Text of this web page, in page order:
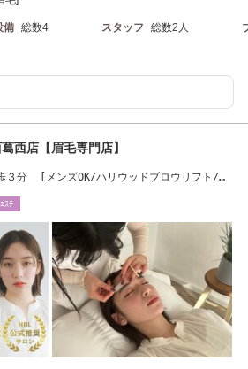
備 総数4 スタッフ 総数2人
西店【眉毛専門店】
歩３分 [メンズOK/ハリウッドブロウリフト/ア
ｴｽﾃ